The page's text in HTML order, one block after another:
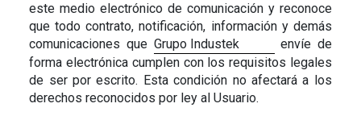
este medio electrónico de comunicación y reconoce
que todo contrato, notificación, información y demás
comunicaciones que Grupo Industek
envíe de
forma electrónica cumplen con los requisitos legales
de ser por escrito. Esta condición no afectará a los
derechos reconocidos por ley al Usuario.